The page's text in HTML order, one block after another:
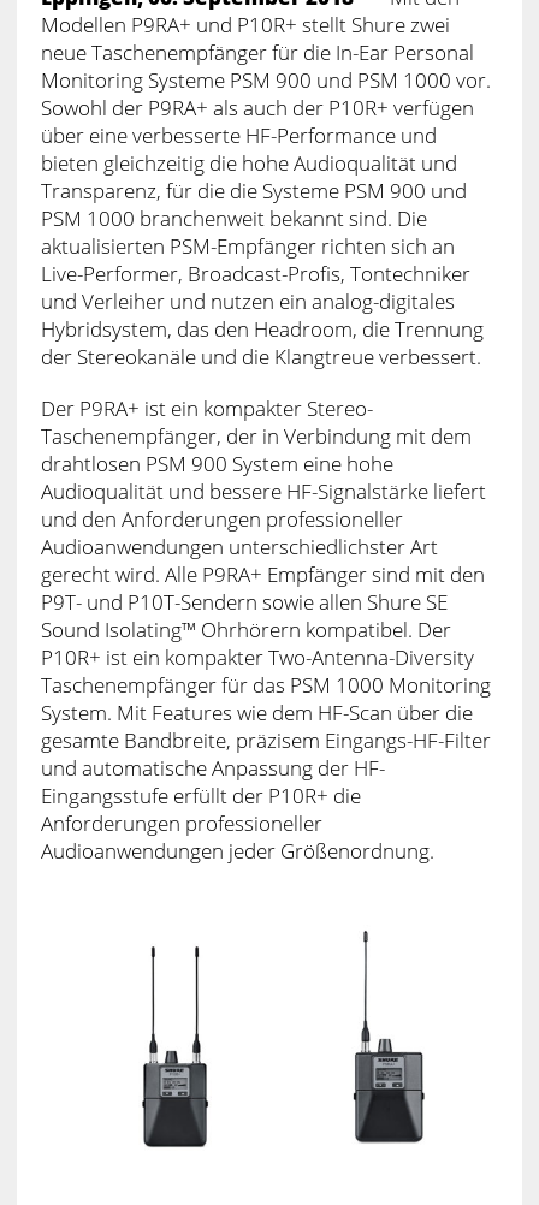
Modellen P9RA+ und P10R+ stellt Shure zwei
neue Taschenempfänger für die In-Ear Personal
Monitoring Systeme PSM 900 und PSM 1000 vor.
Sowohl der P9RA+ als auch der P10R+ verfügen
über eine verbesserte HF-Performance und
bieten gleichzeitig die hohe Audioqualität und
Transparenz, für die die Systeme PSM 900 und
PSM 1000 branchenweit bekannt sind. Die
aktualisierten PSM-Empfänger richten sich an
Live-Performer, Broadcast-Profis, Tontechniker
und Verleiher und nutzen ein analog-digitales
Hybridsystem, das den Headroom, die Trennung
der Stereokanäle und die Klangtreue verbessert.
Der P9RA+ ist ein kompakter Stereo-
Taschenempfänger, der in Verbindung mit dem
drahtlosen PSM 900 System eine hohe
Audioqualität und bessere HF-Signalstärke liefert
und den Anforderungen professioneller
Audioanwendungen unterschiedlichster Art
gerecht wird. Alle P9RA+ Empfänger sind mit den
P9T- und P10T-Sendern sowie allen Shure SE
Sound Isolating™ Ohrhörern kompatibel. Der
P10R+ ist ein kompakter Two-Antenna-Diversity
Taschenempfänger für das PSM 1000 Monitoring
System. Mit Features wie dem HF-Scan über die
gesamte Bandbreite, präzisem Eingangs-HF-Filter
und automatische Anpassung der HF-
Eingangsstufe erfüllt der P10R+ die
Anforderungen professioneller
Audioanwendungen jeder Größenordnung.